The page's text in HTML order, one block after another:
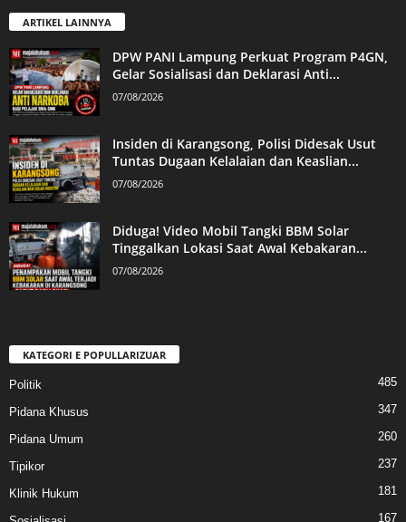
ARTIKEL LAINNYA
DPW PANI Lampung Perkuat Program P4GN,
Gelar Sosialisasi dan Deklarasi Anti...
07/08/2026
Insiden di Karangsong, Polisi Didesak Usut
Tuntas Dugaan Kelalaian dan Keaslian...
07/08/2026
Diduga! Video Mobil Tangki BBM Solar
Tinggalkan Lokasi Saat Awal Kebakaran...
07/08/2026
KATEGORI E POPULLARIZUAR
Politik 485
Pidana Khusus 347
Pidana Umum 260
Tipikor 237
Klinik Hukum 181
167